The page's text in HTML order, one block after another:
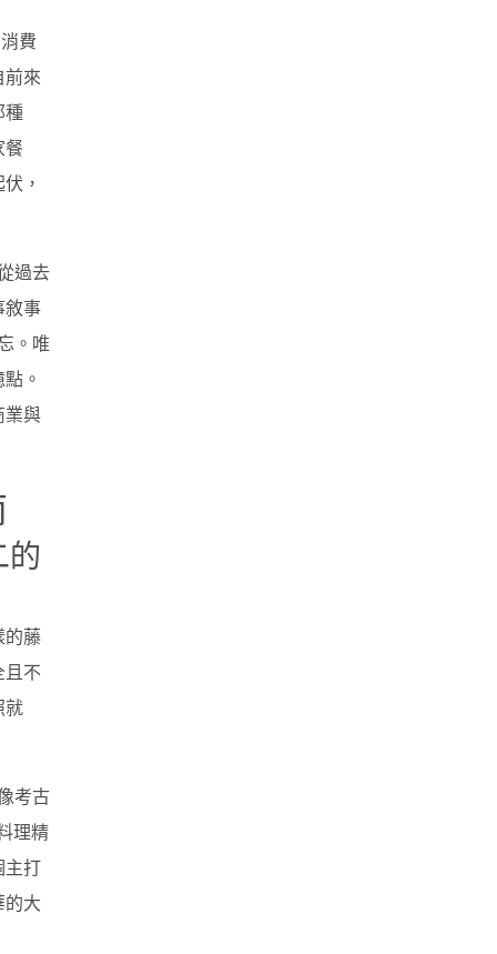
費
來
種
餐
，
過去
敘事
。唯
。
業與
的藤
不
就
考古
理精
主打
大